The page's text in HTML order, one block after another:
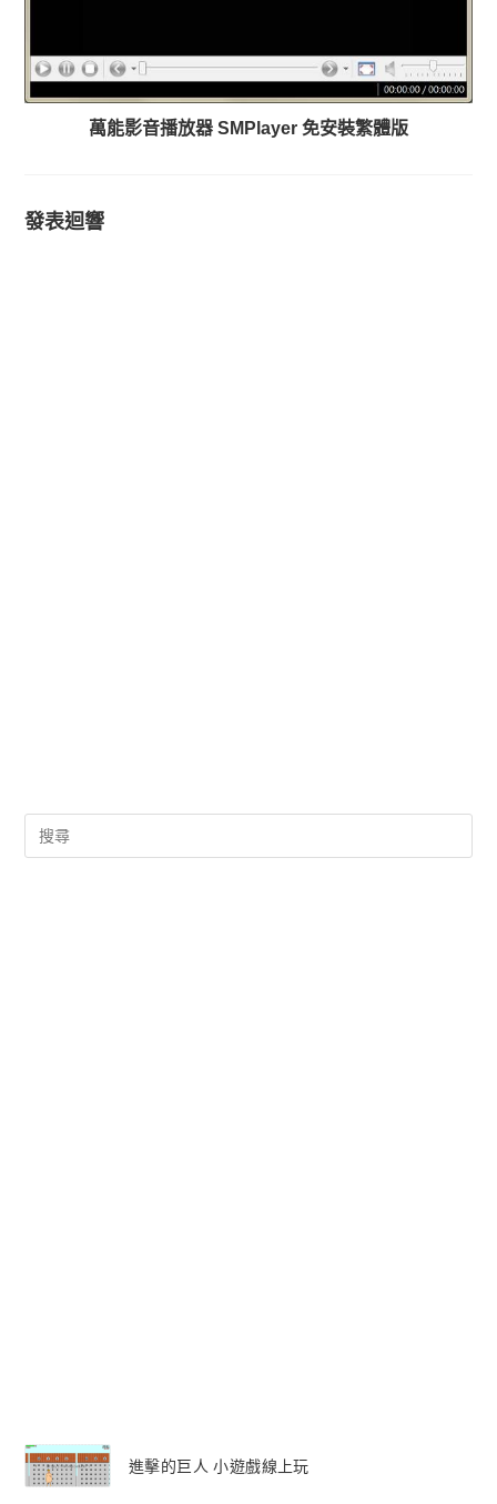
萬能影音播放器 SMPlayer 免安裝繁體版
發表迴響
進擊的巨人 小遊戲線上玩